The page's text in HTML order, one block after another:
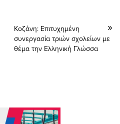
Κοζάνη: Επιτυχημένη
συνεργασία τριών σχολείων με
θέμα την Ελληνική Γλώσσα